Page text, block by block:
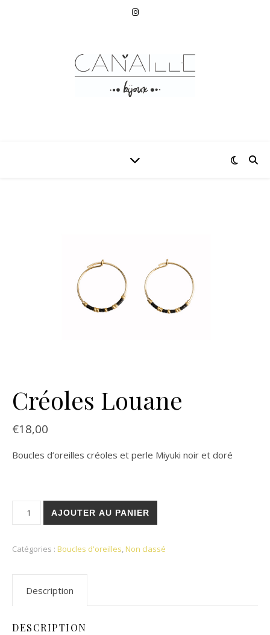
Créoles Louane
€18,00
Boucles d’oreilles créoles et perle Miyuki noir et doré
quantité de Créoles Louane
AJOUTER AU PANIER
Catégories : Boucles d'oreilles, Non classé
Description
DESCRIPTION